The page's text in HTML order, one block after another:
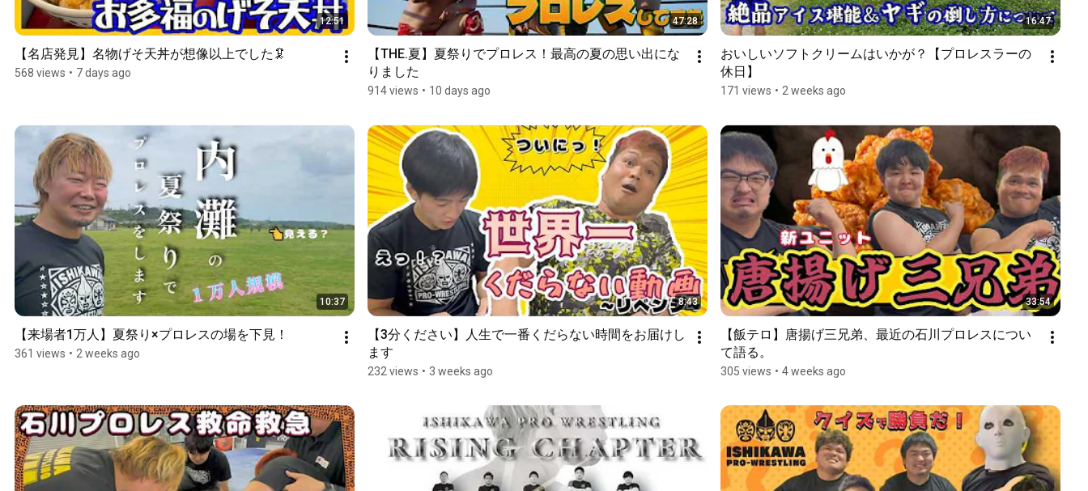
12:51
【名店発見】名物げそ天丼が想像以上でした🦑
568 views • 7 days ago
47:28
【THE.夏】夏祭りでプロレス！最高の夏の思い出にな
りました
914 views • 10 days ago
16:47
おいしいソフトクリームはいかが？【プロレスラーの
休日】
171 views • 2 weeks ago
10:37
【来場者1万人】夏祭り×プロレスの場を下見！
361 views • 2 weeks ago
8:43
【3分ください】人生で一番くだらない時間をお届けし
ます
232 views • 3 weeks ago
33:54
【飯テロ】唐揚げ三兄弟、最近の石川プロレスについ
て語る。
305 views • 4 weeks ago